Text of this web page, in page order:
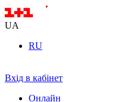
UA
RU
Вхід в кабінет
Онлайн